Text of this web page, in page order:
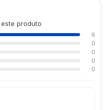
produto
6
0
0
0
0